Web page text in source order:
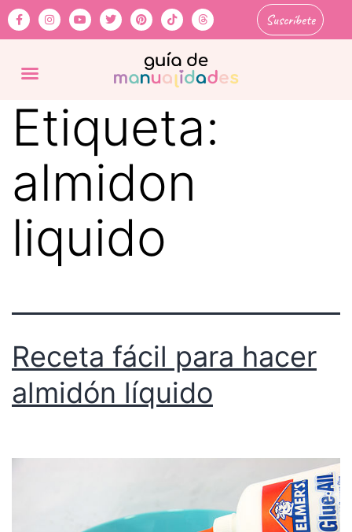
Suscríbete
Etiqueta:
almidon
liquido
Receta fácil para hacer
almidón líquido